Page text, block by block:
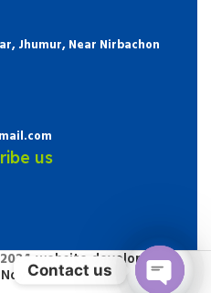
Jhumur, Near Nirbachon
us
2024website developer
.
Contact us